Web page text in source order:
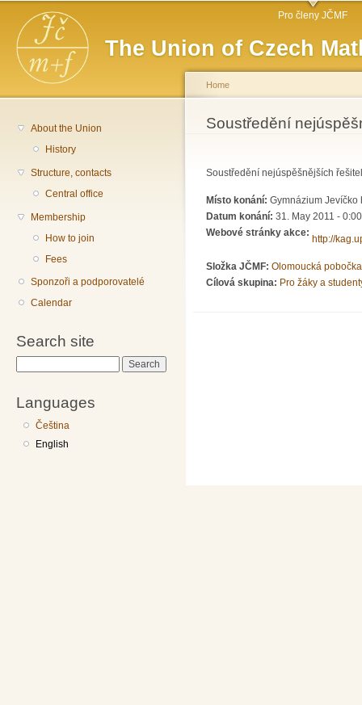
The Union of Czech
Main menu Pro členy JČMF
About the Union
History
Structure, contacts
Central office
Membership
How to join
Fees
Sponzoři a podporovatelé
Calendar
Search site
Languages
Čeština
English
You are here
Home
Soustředění
Soustředění nejúspěšnějších
Místo konání: Gymnázium Jevíčko
Datum konání: 31. May 2011 - 0:00
Webové stránky akce:
http://
Složka JČMF: Olomoucká pobočka
Cílová skupina: Pro žáky a